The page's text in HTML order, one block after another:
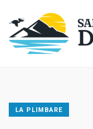
LA PLIMBARE